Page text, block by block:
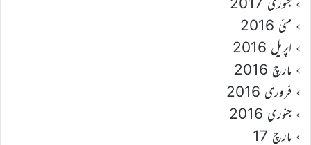
مئی 2016
اپریل 2016
مارچ 2016
فروری 2016
جنوری 2016
مارچ 17